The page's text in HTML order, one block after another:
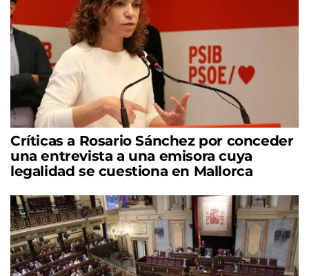
Críticas a Rosario Sánchez por conceder
una entrevista a una emisora cuya
legalidad se cuestiona en Mallorca